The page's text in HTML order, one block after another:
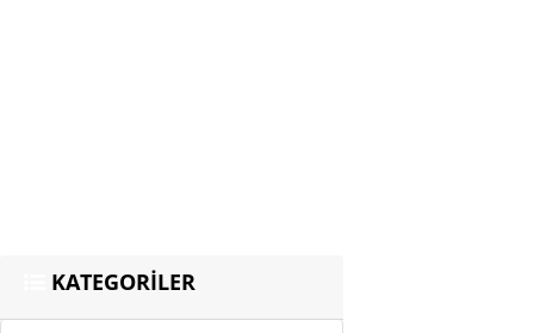
KATEGORİLER